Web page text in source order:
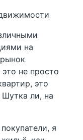
на
не просто
это
ли, на
я